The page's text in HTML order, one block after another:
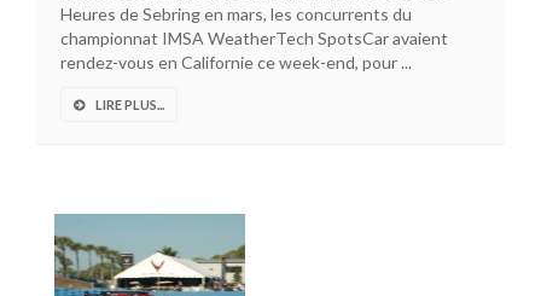
Heures de Sebring en mars, les concurrents du
championnat IMSA WeatherTech SpotsCar avaient
rendez-vous en Californie ce week-end, pour ...
LIRE PLUS...